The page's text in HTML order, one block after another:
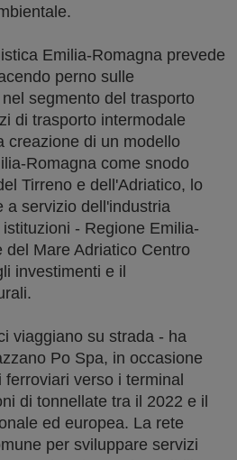
Emilia-Romagna prevede
perno sulle
segmento del trasporto
di trasporto intermodale
creazione di un modello
Romagna come snodo
Tirreno e dell'Adriatico, lo
a servizio dell'industria
- Regione Emilia-
Mare Adriatico Centro
investimenti e il
viaggiano su strada - ha
Po Spa, in occasione
verso i terminal
di tonnellate tra il 2022 e il
ed europea. La rete
per sviluppare servizi